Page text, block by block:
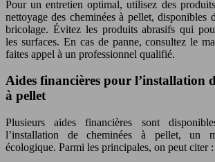
Pour un entretien optimal, utilisez des
nettoyage des cheminées à pellet, disponibles
bricolage. Évitez les produits abrasifs qui
les surfaces. En cas de panne, consultez le
faites appel à un professionnel qualifié.
Aides financières pour l’installation
à pellet
Plusieurs aides financières sont
l’installation de cheminées à pellet, un
écologique. Parmi les principales, on peut citer :